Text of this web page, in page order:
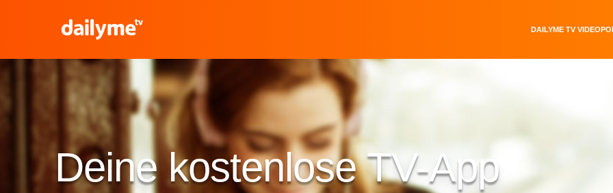
DAILYME TV